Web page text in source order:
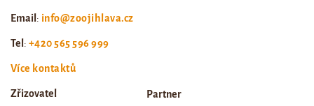
Email : info@zoojihlava.cz
Tel : +420 565 596 999
Více kontaktů
Zřizovatel Partner